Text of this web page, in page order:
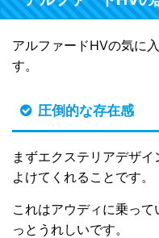
アルファードHVの気に
す。
圧倒的な存在感
まずエクステリアデザ
よけてくれることです。
これはアウディに乗っ
っとうれしいです。